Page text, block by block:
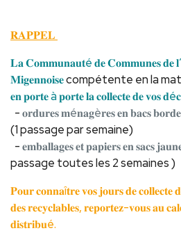
𝐑𝐀𝐏𝐏𝐄𝐋
𝐋𝐚 𝐂𝐨𝐦𝐦𝐮𝐧𝐚𝐮𝐭é 𝐝𝐞 𝐂𝐨𝐦𝐦𝐮𝐧𝐞𝐬 𝐝𝐞
𝐌𝐢𝐠𝐞𝐧𝐧𝐨𝐢𝐬𝐞compétente en la
𝐞𝐧 𝐩𝐨𝐫𝐭𝐞 à 𝐩𝐨𝐫𝐭𝐞 𝐥𝐚 𝐜𝐨𝐥𝐥𝐞𝐜𝐭𝐞 𝐝𝐞 𝐯𝐨𝐬
-𝐨𝐫𝐝𝐮𝐫𝐞𝐬 𝐦é𝐧𝐚𝐠è𝐫𝐞𝐬 𝐞𝐧 𝐛𝐚𝐜𝐬
(1 passage par semaine)
-𝐞𝐦𝐛𝐚𝐥𝐥𝐚𝐠𝐞𝐬 𝐞𝐭 𝐩𝐚𝐩𝐢𝐞𝐫𝐬 𝐞𝐧 𝐬𝐚𝐜𝐬
passage toutes les 2 semaines )
𝐏𝐨𝐮𝐫 𝐜𝐨𝐧𝐧𝐚î𝐭𝐫𝐞 𝐯𝐨𝐬 𝐣𝐨𝐮𝐫𝐬 𝐝𝐞
𝐝𝐞𝐬 𝐫𝐞𝐜𝐲𝐜𝐥𝐚𝐛𝐥𝐞𝐬, 𝐫𝐞𝐩𝐨𝐫𝐭𝐞𝐳-𝐯𝐨𝐮𝐬 𝐚𝐮
𝐝𝐢𝐬𝐭𝐫𝐢𝐛𝐮é.